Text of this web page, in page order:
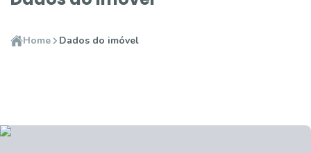
Home Dados do imóvel